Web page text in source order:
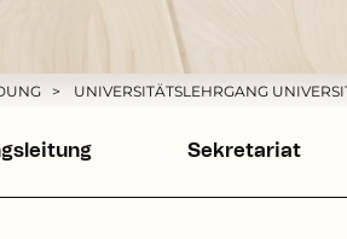
UNIVERSITÄTSLEHRGANG
Sekretariat